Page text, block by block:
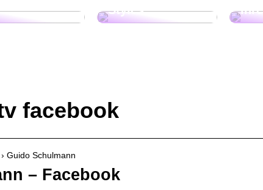
Styles
facebook
Guido Schulmann
– Facebook